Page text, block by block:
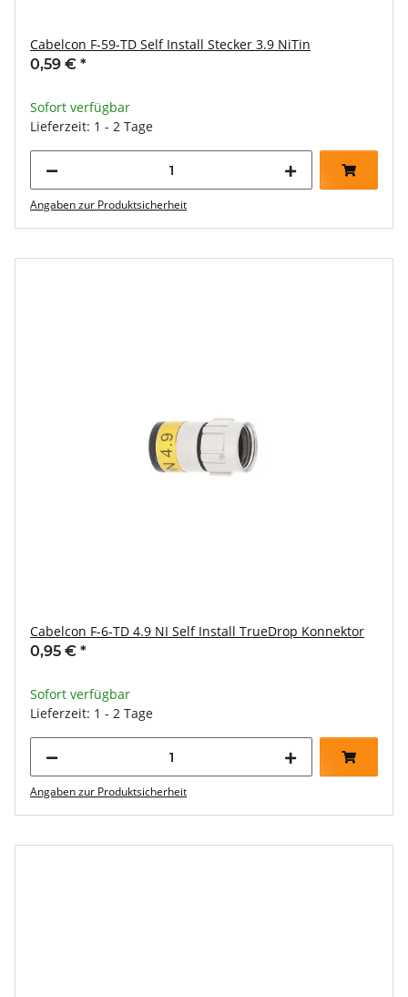
Cabelcon F-59-TD Self Install Stecker 3.9 NiTin
0,59 € *
Sofort verfügbar
Lieferzeit: 1 - 2 Tage
Angaben zur Produktsicherheit
Cabelcon F-6-TD 4.9 NI Self Install TrueDrop Konnektor
0,95 € *
Sofort verfügbar
Lieferzeit: 1 - 2 Tage
Angaben zur Produktsicherheit